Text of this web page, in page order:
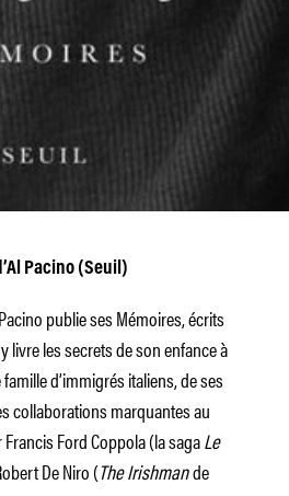
Pacino (Seuil)
publie ses Mémoires, écrits
livre les secrets de son enfance à
d’immigrés italiens, de ses
collaborations marquantes au
Ford Coppola (la sagaLe
De Niro (The Irishmande